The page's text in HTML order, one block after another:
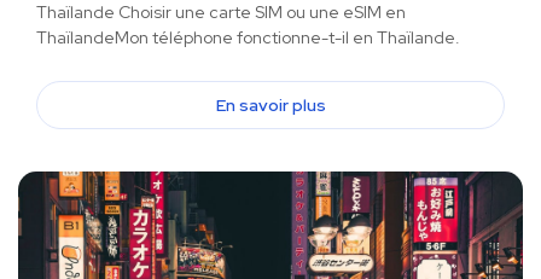
Thaïlande Choisir une carte SIM ou une eSIM en
ThaïlandeMon téléphone fonctionne-t-il en Thaïlande.
En savoir plus